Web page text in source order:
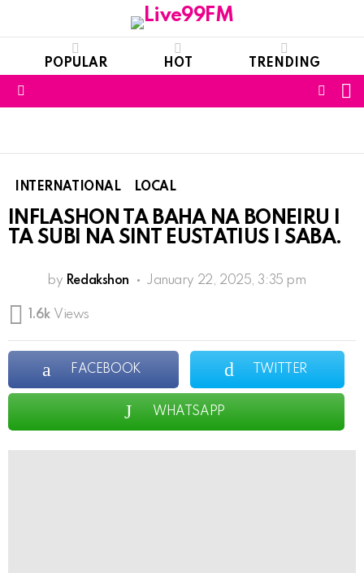
POPULAR HOT TRENDING
INTERNATIONAL LOCAL
INFLASHON TA BAHA NA BONEIRU I
TA SUBI NA SINT EUSTATIUS I SABA.
by Redakshon January 22, 2025, 3:35 pm
1.6k Views
FACEBOOK TWITTER
WHATSAPP